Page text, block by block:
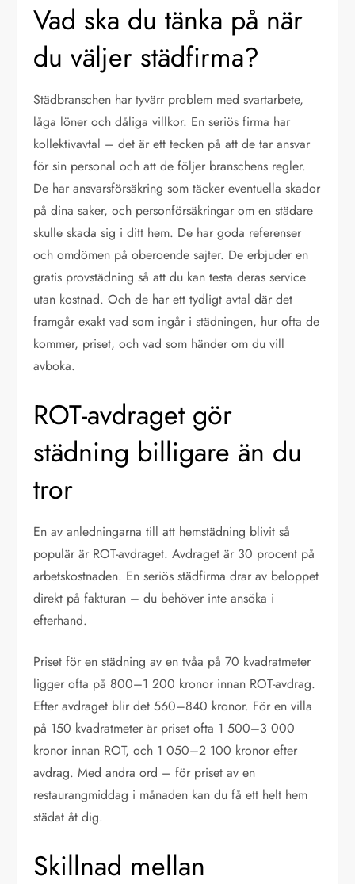
Vad ska du tänka på när
du väljer städfirma?
Städbranschen har tyvärr problem med svartarbete,
låga löner och dåliga villkor. En seriös firma har
kollektivavtal – det är ett tecken på att de tar ansvar
för sin personal och att de följer branschens regler.
De har ansvarsförsäkring som täcker eventuella skador
på dina saker, och personförsäkringar om en städare
skulle skada sig i ditt hem. De har goda referenser
och omdömen på oberoende sajter. De erbjuder en
gratis provstädning så att du kan testa deras service
utan kostnad. Och de har ett tydligt avtal där det
framgår exakt vad som ingår i städningen, hur ofta de
kommer, priset, och vad som händer om du vill
avboka.
ROT-avdraget gör
städning billigare än du
tror
En av anledningarna till att hemstädning blivit så
populär är ROT-avdraget. Avdraget är 30 procent på
arbetskostnaden. En seriös städfirma drar av beloppet
direkt på fakturan – du behöver inte ansöka i
efterhand.
Priset för en städning av en tvåa på 70 kvadratmeter
ligger ofta på 800–1 200 kronor innan ROT-avdrag.
Efter avdraget blir det 560–840 kronor. För en villa
på 150 kvadratmeter är priset ofta 1 500–3 000
kronor innan ROT, och 1 050–2 100 kronor efter
avdrag. Med andra ord – för priset av en
restaurangmiddag i månaden kan du få ett helt hem
städat åt dig.
Skillnad mellan